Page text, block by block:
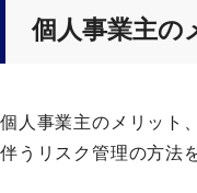
個人事業主の
個人事業主のメリット
伴うリスク管理の方法